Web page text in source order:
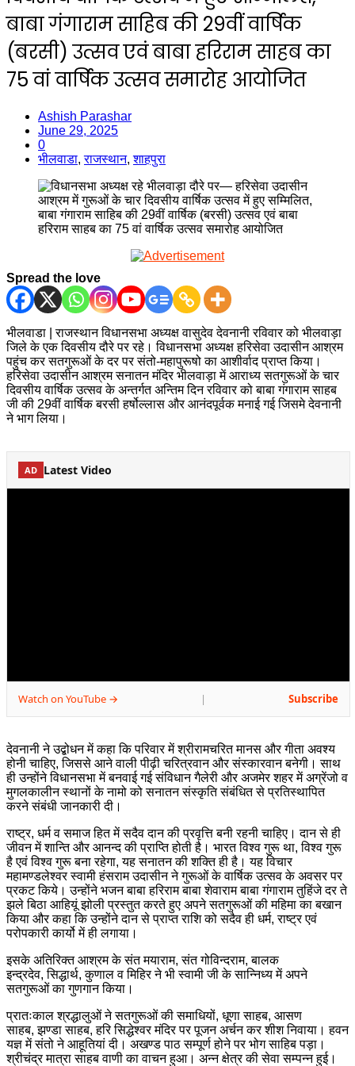
बाबा गंगाराम साहिब की 29वीं वार्षिक
(बरसी) उत्सव एवं बाबा हरिराम साहब का
75 वां वार्षिक उत्सव समारोह आयोजित
Ashish Parashar
June 29, 2025
0
भीलवाडा,राजस्थान,शाहपुरा
Spread the love
भीलवाडा | राजस्थान विधानसभा अध्यक्ष वासुदेव देवनानी रविवार को भीलवाड़ा
जिले के एक दिवसीय दौरे पर रहे। विधानसभा अध्यक्ष हरिसेवा उदासीन आश्रम
पहुंच कर सतगुरूओं के दर पर संतो-महापुरूषो का आशीर्वाद प्राप्त किया।
हरिसेवा उदासीन आश्रम सनातन मंदिर भीलवाड़ा में आराध्य सतगुरूओं के चार
दिवसीय वार्षिक उत्सव के अन्तर्गत अन्तिम दिन रविवार को बाबा गंगाराम साहब
जी की 29वीं वार्षिक बरसी हर्षोल्लास और आनंदपूर्वक मनाई गई जिसमे देवनानी
ने भाग लिया।
AD Latest Video
Watch on YouTube → | Subscribe
देवनानी ने उद्बोधन में कहा कि परिवार में श्रीरामचरित मानस और गीता अवश्य
होनी चाहिए, जिससे आने वाली पीढ़ी चरित्रवान और संस्कारवान बनेगी। साथ
ही उन्होंने विधानसभा में बनवाई गई संविधान गैलेरी और अजमेर शहर में अग्रेंजो व
मुगलकालीन स्थानों के नामो को सनातन संस्कृति संबंधित से प्रतिस्थापित
करने संबंधी जानकारी दी।
राष्ट्र, धर्म व समाज हित में सदैव दान की प्रवृत्ति बनी रहनी चाहिए। दान से ही
जीवन में शान्ति और आनन्द की प्राप्ति होती है। भारत विश्व गुरू था, विश्व गुरू
है एवं विश्व गुरू बना रहेगा, यह सनातन की शक्ति ही है। यह विचार
महामण्डलेश्वर स्वामी हंसराम उदासीन ने गुरूओं के वार्षिक उत्सव के अवसर पर
प्रकट किये। उन्होंने भजन बाबा हरिराम बाबा शेवाराम बाबा गंगाराम तुहिंजे दर ते
झले बिठा आहियूं झोली प्रस्तुत करते हुए अपने सतगुरूओं की महिमा का बखान
किया और कहा कि उन्होंने दान से प्राप्त राशि को सदैव ही धर्म, राष्ट्र एवं
परोपकारी कार्यो में ही लगाया।
इसके अतिरिक्त आश्रम के संत मयाराम, संत गोविन्दराम, बालक
इन्द्रदेव, सिद्धार्थ, कुणाल व मिहिर ने भी स्वामी जी के सान्निध्य में अपने
सतगुरूओं का गुणगान किया।
प्रातःकाल श्रद्धालुओं ने सतगुरूओं की समाधियों, धूणा साहब, आसण
साहब, झण्डा साहब, हरि सिद्धेश्वर मंदिर पर पूजन अर्चन कर शीश निवाया। हवन
यज्ञ में संतो ने आहूतियां दी। अखण्ड पाठ सम्पूर्ण होने पर भोग साहिब पड़ा।
श्रीचंद्र मात्रा साहब वाणी का वाचन हुआ। अन्न क्षेत्र की सेवा सम्पन्न हुई।